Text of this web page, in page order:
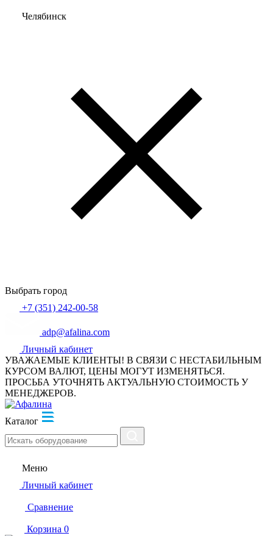
Челябинск
Выбрать город
+7 (351) 242-00-58
adp@afalina.com
Личный кабинет
УВАЖАЕМЫЕ КЛИЕНТЫ! В СВЯЗИ С НЕСТАБИЛЬНЫМ
КУРСОМ ВАЛЮТ, ЦЕНЫ МОГУТ ИЗМЕНЯТЬСЯ.
ПРОСЬБА УТОЧНЯТЬ АКТУАЛЬНУЮ СТОИМОСТЬ У
МЕНЕДЖЕРОВ.
Каталог
Меню
Личный кабинет
Сравнение
Корзина 0